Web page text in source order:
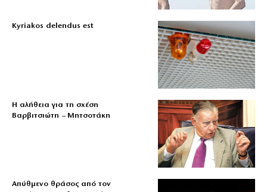
Kyriakos delendus est
Η αλήθεια για τη σχέση
Βαρβιτσιώτη – Μητσοτάκη
Απύθμενο θράσος από τον